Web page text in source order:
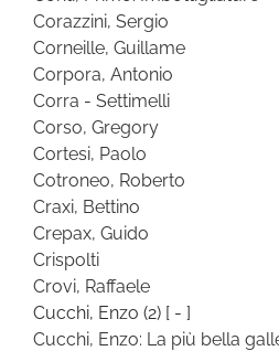
Corazzini, Sergio
Corneille, Guillame
Corpora, Antonio
Corra - Settimelli
Corso, Gregory
Cortesi, Paolo
Cotroneo, Roberto
Craxi, Bettino
Crepax, Guido
Crispolti
Crovi, Raffaele
Cucchi, Enzo (2) [ - ]
Cucchi, Enzo: La più bella